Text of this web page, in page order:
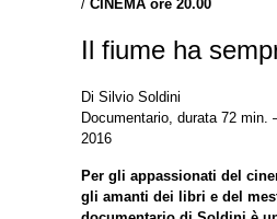
/ CINEMA ore 20.00
Il fiume ha
Di Silvio Soldini
Documentario, durata 72 min.
2016
Per gli appassionati del
gli amanti dei libri e del